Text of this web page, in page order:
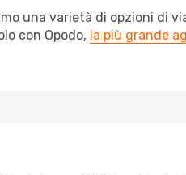
una varietà di opzioni di
con Opodo, la più grande